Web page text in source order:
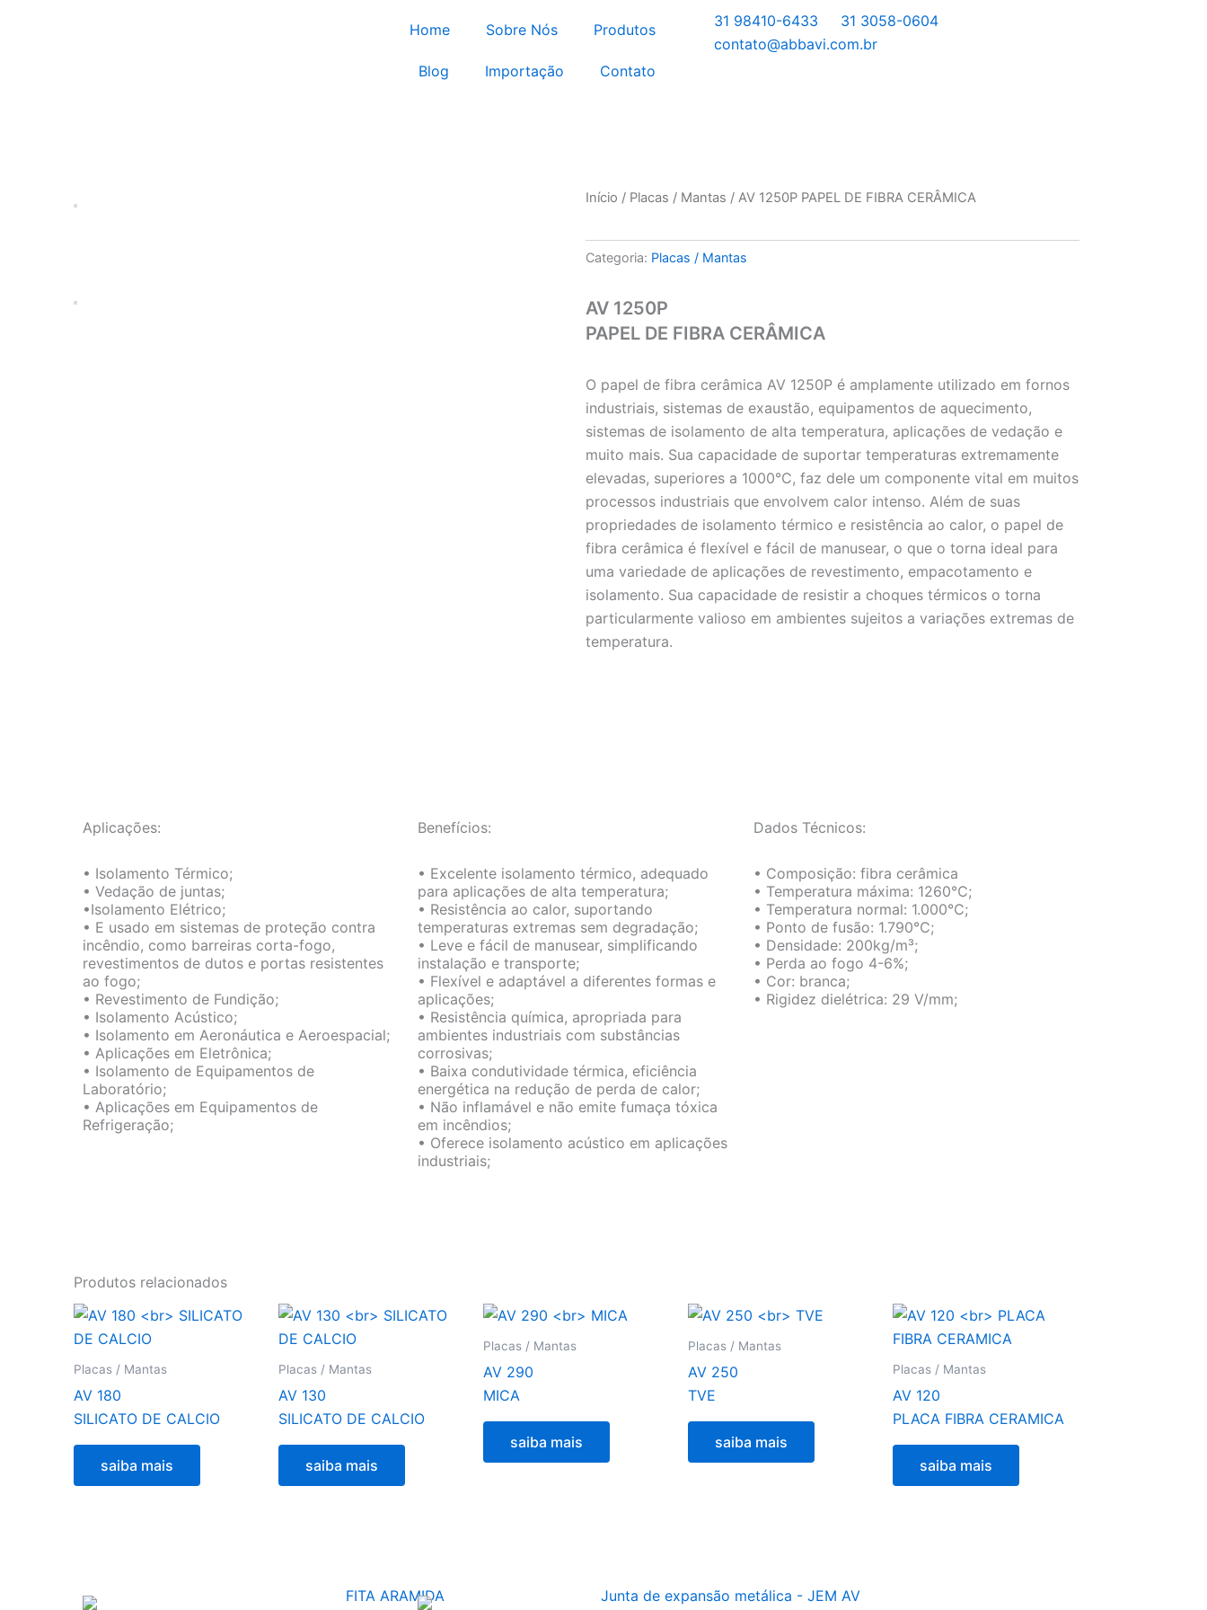
Home Sobre Nós Produtos
Blog Importação Contato
31 98410-6433
31 3058-0604
contato@abbavi.com.br
Início / Placas / Mantas / AV 1250P PAPEL DE FIBRA CERÂMICA
Categoria: Placas / Mantas
AV 1250P
PAPEL DE FIBRA CERÂMICA
O papel de fibra cerâmica AV 1250P é amplamente utilizado em fornos
industriais, sistemas de exaustão, equipamentos de aquecimento,
sistemas de isolamento de alta temperatura, aplicações de vedação e
muito mais. Sua capacidade de suportar temperaturas extremamente
elevadas, superiores a 1000°C, faz dele um componente vital em muitos
processos industriais que envolvem calor intenso. Além de suas
propriedades de isolamento térmico e resistência ao calor, o papel de
fibra cerâmica é flexível e fácil de manusear, o que o torna ideal para
uma variedade de aplicações de revestimento, empacotamento e
isolamento. Sua capacidade de resistir a choques térmicos o torna
particularmente valioso em ambientes sujeitos a variações extremas de
temperatura.
Aplicações:
• Isolamento Térmico;
• Vedação de juntas;
•Isolamento Elétrico;
• E usado em sistemas de proteção contra
incêndio, como barreiras corta-fogo,
revestimentos de dutos e portas resistentes
ao fogo;
• Revestimento de Fundição;
• Isolamento Acústico;
• Isolamento em Aeronáutica e Aeroespacial;
• Aplicações em Eletrônica;
• Isolamento de Equipamentos de
Laboratório;
• Aplicações em Equipamentos de
Refrigeração;
Benefícios:
• Excelente isolamento térmico, adequado
para aplicações de alta temperatura;
• Resistência ao calor, suportando
temperaturas extremas sem degradação;
• Leve e fácil de manusear, simplificando
instalação e transporte;
• Flexível e adaptável a diferentes formas e
aplicações;
• Resistência química, apropriada para
ambientes industriais com substâncias
corrosivas;
• Baixa condutividade térmica, eficiência
energética na redução de perda de calor;
• Não inflamável e não emite fumaça tóxica
em incêndios;
• Oferece isolamento acústico em aplicações
industriais;
Dados Técnicos:
• Composição: fibra cerâmica
• Temperatura máxima: 1260℃;
• Temperatura normal: 1.000℃;
• Ponto de fusão: 1.790℃;
• Densidade: 200kg/m³;
• Perda ao fogo 4-6%;
• Cor: branca;
• Rigidez dielétrica: 29 V/mm;
Produtos relacionados
Placas / Mantas
AV 180
SILICATO DE CALCIO
saiba mais
Placas / Mantas
AV 130
SILICATO DE CALCIO
saiba mais
Placas / Mantas
AV 290
MICA
saiba mais
Placas / Mantas
AV 250
TVE
saiba mais
Placas / Mantas
AV 120
PLACA FIBRA CERAMICA
saiba mais